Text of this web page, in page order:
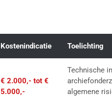
Kostenindicatie Toelichting
€ 2.000,- tot €
5.000,-
Technische
algemene